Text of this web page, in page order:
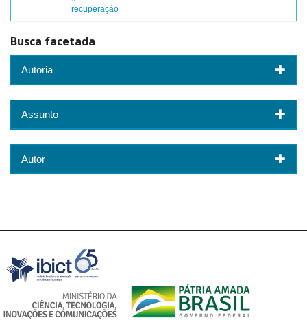
recuperação
Busca facetada
Autoria
Assunto
Autor